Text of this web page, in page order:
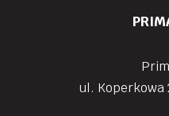
ul. Koperkowa